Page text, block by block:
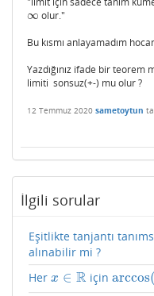
∞
∞ olur."
Bu kısmı anlayamadım
Yazdığınız ifade bir teorem
limiti sonsuz(+-) mu olur ?
12 Temmuz 2020 sametoytun
İlgili sorular
Eşitlikte tanjantı
alınabilir mi ?
Her x ∈ R
x∈R içinarccos
arccos(